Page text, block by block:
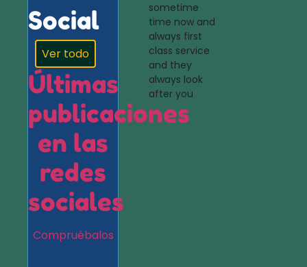
sometime
time now and
always first
class service
and they
always look
after you
Social
Ver todo
Últimas
publicaciones
en las
redes
sociales
Compruébalos